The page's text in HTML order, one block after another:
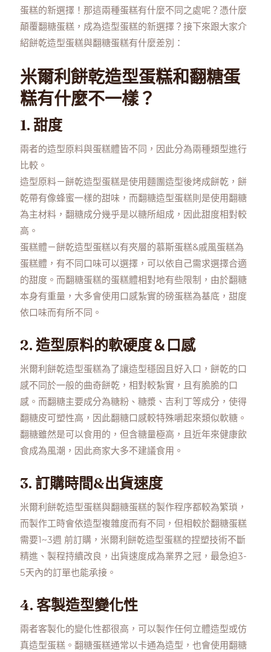
蛋糕的新選擇！那這兩種蛋糕有什麼不同之處呢？憑什麼
顛覆翻糖蛋糕，成為造型蛋糕的新選擇？接下來跟大家介
紹餅乾造型蛋糕與翻糖蛋糕有什麼差別：
米爾利餅乾造型蛋糕和翻糖蛋
糕有什麼不一樣？
1. 甜度
兩者的造型原料與蛋糕體皆不同，因此分為兩種類型進行
比較。
造型原料－餅乾造型蛋糕是使用麵團造型後烤成餅乾，餅
乾帶有像蜂蜜一樣的甜味，而翻糖造型蛋糕則是使用翻糖
為主材料，翻糖成分幾乎是以糖所組成，因此甜度相對較
高。
蛋糕體－餅乾造型蛋糕以有夾層的慕斯蛋糕&戚風蛋糕為
蛋糕體，有不同口味可以選擇，可以依自己需求選擇合適
的甜度。而翻糖蛋糕的蛋糕體相對地有些限制，由於翻糖
本身有重量，大多會使用口感紮實的磅蛋糕為基底，甜度
依口味而有所不同。
2. 造型原料的軟硬度＆口感
米爾利餅乾造型蛋糕為了讓造型穩固且好入口，餅乾的口
感不同於一般的曲奇餅乾，相對較紮實，且有脆脆的口
感。而翻糖主要成分為糖粉、糖漿、吉利丁等成分，使得
翻糖皮可塑性高，因此翻糖口感較特殊嚼起來類似軟糖。
翻糖雖然是可以食用的，但含糖量極高，且近年來健康飲
食成為風潮，因此商家大多不建議食用。
3. 訂購時間&出貨速度
米爾利餅乾造型蛋糕與翻糖蛋糕的製作程序都較為繁瑣，
而製作工時會依造型複雜度而有不同，但相較於翻糖蛋糕
需要1~3週 前訂購，米爾利餅乾造型蛋糕的捏塑技術不斷
精進、製程持續改良，出貨速度成為業界之冠，最急迫3-
5天內的訂單也能承接。
4. 客製造型變化性
兩者客製化的變化性都很高，可以製作任何立體造型或仿
真造型蛋糕。翻糖蛋糕通常以卡通為造型，也會使用翻糖